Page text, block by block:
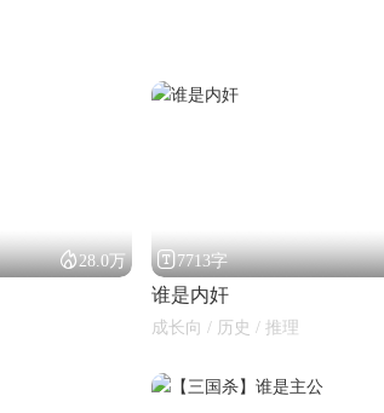
28.0万 7713字
谁是内奸
成长向 / 历史 / 推理